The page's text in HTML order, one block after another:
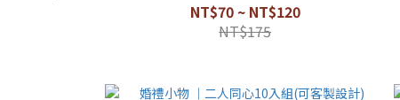
NT$70 ~ NT$120
NT$175